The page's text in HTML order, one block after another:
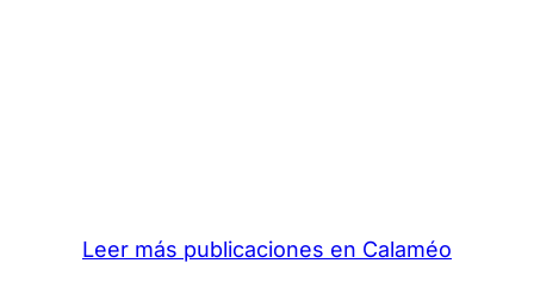
Leer más publicaciones en Calaméo